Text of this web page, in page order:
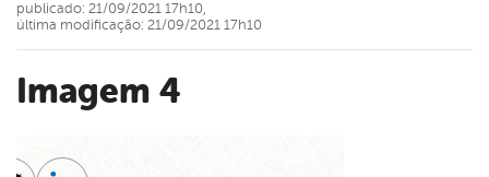
Imagem 4
publicado: 21/09/2021 17h10,
última modificação: 21/09/2021 17h10